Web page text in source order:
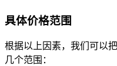
具体价格范围
根据以上因素，我们可以
几个范围：